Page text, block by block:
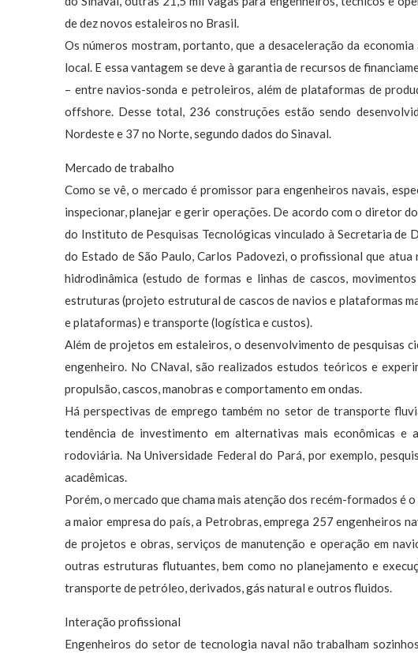
de dez novos estaleiros no Brasil.
Os números mostram, portanto, que a desaceleração da
local. E essa vantagem se deve à garantia de recursos de
– entre navios-sonda e petroleiros, além de plataformas de
offshore. Desse total, 236 construções estão sendo
Nordeste e 37 no Norte, segundo dados do Sinaval.
Mercado de trabalho
Como se vê, o mercado é promissor para engenheiros navais,
inspecionar, planejar e gerir operações. De acordo com o diretor
do Instituto de Pesquisas Tecnológicas vinculado à Secretaria de
do Estado de São Paulo, Carlos Padovezi, o profissional que atua
hidrodinâmica (estudo de formas e linhas de cascos,
estruturas (projeto estrutural de cascos de navios e plataformas
e plataformas) e transporte (logística e custos).
Além de projetos em estaleiros, o desenvolvimento de pesquisas
engenheiro. No CNaval, são realizados estudos teóricos e
propulsão, cascos, manobras e comportamento em ondas.
Há perspectivas de emprego também no setor de transporte
tendência de investimento em alternativas mais econômicas e
rodoviária. Na Universidade Federal do Pará, por exemplo,
acadêmicas.
Porém, o mercado que chama mais atenção dos recém-formados é
a maior empresa do país, a Petrobras, emprega 257 engenheiros
de projetos e obras, serviços de manutenção e operação em
outras estruturas flutuantes, bem como no planejamento e
transporte de petróleo, derivados, gás natural e outros fluidos.
Interação profissional
Engenheiros do setor de tecnologia naval não trabalham